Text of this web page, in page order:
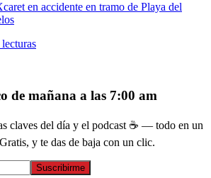
en accidente en tramo de Playa del
lecturas
de mañana a las 7:00 am
claves del día y el podcast ☕ — todo en un
y te das de baja con un clic.
Suscribirme